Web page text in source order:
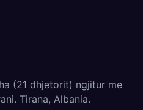
(21 dhjetorit) ngjitur me
Tirana, Albania.